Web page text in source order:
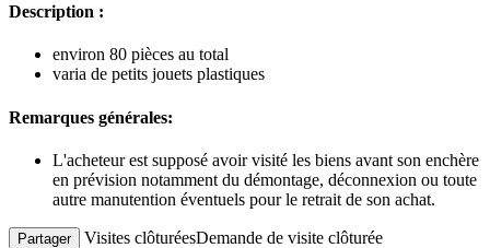
Description :
environ 80 pièces au total
varia de petits jouets plastiques
Remarques générales:
L'acheteur est supposé avoir visité les biens avant son enchère
en prévision notamment du démontage, déconnexion ou toute
autre manutention éventuels pour le retrait de son achat.
Partager Visites clôturéesDemande de visite clôturée